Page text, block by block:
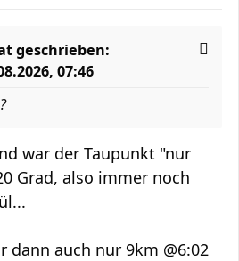
geschrieben:
07:46
war der Taupunkt "nur
Grad, also immer noch
dann auch nur 9km @6:02